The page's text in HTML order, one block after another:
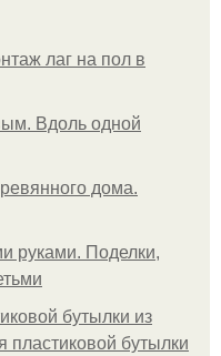
лаг на пол в
Вдоль одной
дома.
руками. Поделки,
бутылки из
пластиковой бутылки